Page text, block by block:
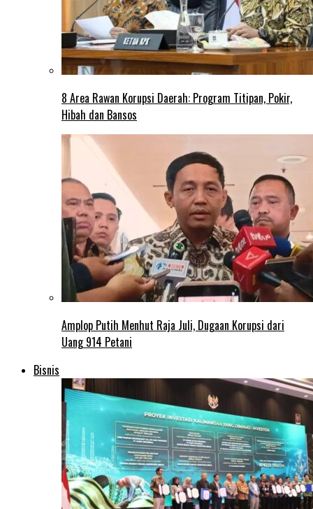
8 Area Rawan Korupsi Daerah: Program Titipan, Pokir,
Hibah dan Bansos
Amplop Putih Menhut Raja Juli, Dugaan Korupsi dari
Uang 914 Petani
Bisnis